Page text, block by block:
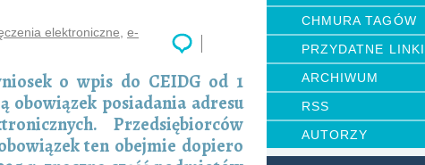
CHMURA TAGÓW
PRZYDATNE LINKI
ARCHIWUM
RSS
AUTORZY
elektroniczne e-
o wpis do CEIDG od 1
obowiązek posiadania adresu
Przedsiębiorców
ten obejmie dopiero